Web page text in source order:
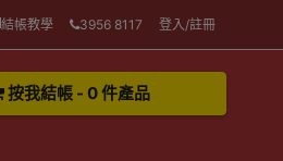
結帳教學 3956 8117 登入/註冊
按我結帳 - 0 件產品